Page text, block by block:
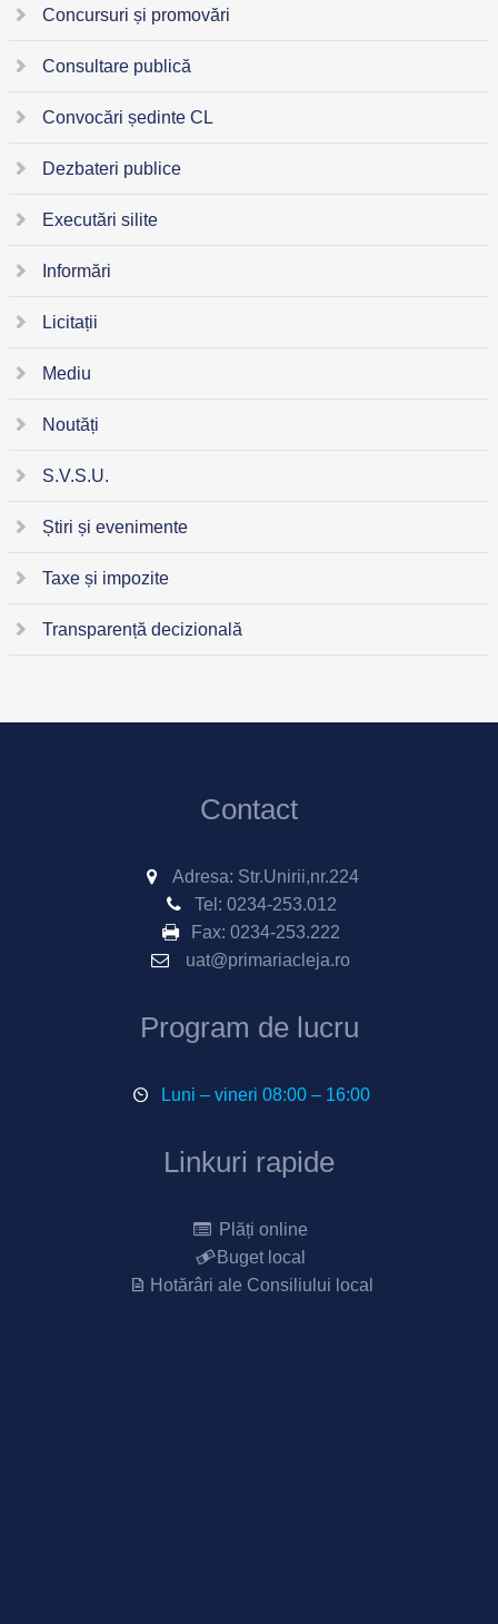
Concursuri și promovări
Consultare publică
Convocări ședinte CL
Dezbateri publice
Executări silite
Informări
Licitații
Mediu
Noutăți
S.V.S.U.
Știri și evenimente
Taxe și impozite
Transparență decizională
Contact
Adresa: Str.Unirii,nr.224
Tel: 0234-253.012
Fax: 0234-253.222
uat@primariacleja.ro
Program de lucru
Luni – vineri 08:00 – 16:00
Linkuri rapide
Plăți online
Buget local
Hotărâri ale Consiliului local